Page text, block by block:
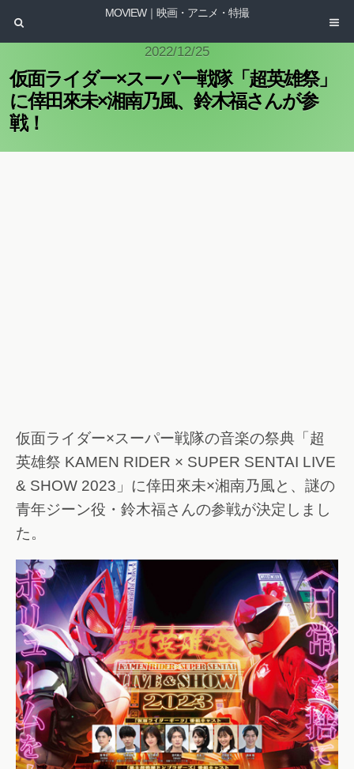
MOVIEW｜映画・アニメ・特撮
2022/12/25
仮面ライダー×スーパー戦隊「超英雄祭」
に倖田來未×湘南乃風、鈴木福さんが参
戦！
仮面ライダー×スーパー戦隊の音楽の祭典「超
英雄祭 KAMEN RIDER × SUPER SENTAI LIVE
& SHOW 2023」に倖田來未×湘南乃風と、謎の
青年ジーン役・鈴木福さんの参戦が決定しまし
た。